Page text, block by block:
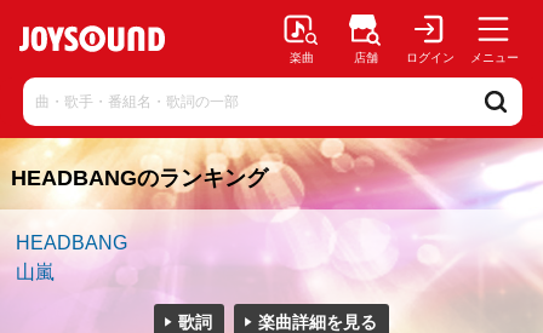
楽曲 店舗 ログイン メニュー
HEADBANGのランキング
HEADBANG
山嵐
歌詞 楽曲詳細を見る